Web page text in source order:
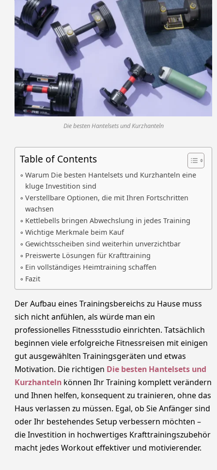
Die besten Hantelsets und Kurzhanteln
Table of Contents
Warum Die besten Hantelsets und Kurzhanteln eine
kluge Investition sind
Verstellbare Optionen, die mit Ihren Fortschritten
wachsen
Kettlebells bringen Abwechslung in jedes Training
Wichtige Merkmale beim Kauf
Gewichtsscheiben sind weiterhin unverzichtbar
Preiswerte Lösungen für Krafttraining
Ein vollständiges Heimtraining schaffen
Fazit
Der Aufbau eines Trainingsbereichs zu Hause muss
sich nicht anfühlen, als würde man ein
professionelles Fitnessstudio einrichten. Tatsächlich
beginnen viele erfolgreiche Fitnessreisen mit einigen
gut ausgewählten Trainingsgeräten und etwas
Motivation. Die richtigen Die besten Hantelsets und
Kurzhanteln können Ihr Training komplett verändern
und Ihnen helfen, konsequent zu trainieren, ohne das
Haus verlassen zu müssen. Egal, ob Sie Anfänger sind
oder Ihr bestehendes Setup verbessern möchten –
die Investition in hochwertiges Krafttrainingszubehör
macht jedes Workout effektiver und motivierender.